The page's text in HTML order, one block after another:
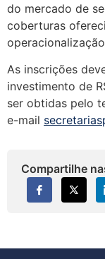
do mercado de
coberturas
As inscrições
investimento de
ser obtidas pelo
e-mail
Compartilhe